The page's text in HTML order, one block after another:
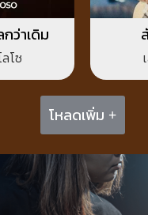
กว่าเดิม
โซ
โหลดเพิ่ม +